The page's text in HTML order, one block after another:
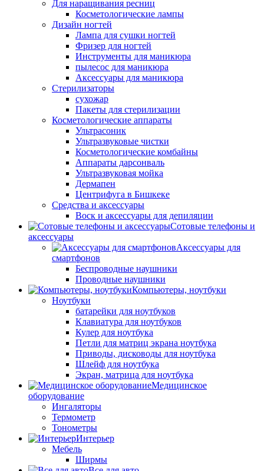
Для наращивания ресниц
Косметологические лампы
Дизайн ногтей
Лампа для сушки ногтей
Фризер для ногтей
Инструменты для маникюра
пылесос для маникюра
Аксессуары для маникюра
Стерилизаторы
сухожар
Пакеты для стерилизации
Косметологические аппараты
Ультрасоник
Ультразвуковые чистки
Косметологические комбайны
Аппараты дарсонваль
Ультразвуковая мойка
Дермапен
Центрифуга в Бишкеке
Средства и аксессуары
Воск и аксессуары для депиляции
Сотовые телефоны и
аксессуары
Аксессуары для
смартфонов
Беспроводные наушники
Проводные наушники
Компьютеры, ноутбуки
Ноутбуки
батарейки для ноутбуков
Клавиатура для ноутбуков
Кулер для ноутбука
Петли для матриц экрана ноутбука
Приводы, дисководы для ноутбука
Шлейф для ноутбука
Экран, матрица для ноутбука
Медицинское
оборудование
Ингаляторы
Термометр
Тонометры
Интерьер
Мебель
Ширмы